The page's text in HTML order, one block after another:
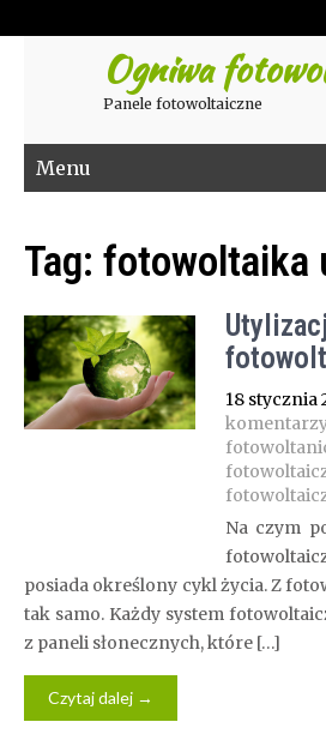
Ogniwa
Panele fotowoltaiczne
Menu
Tag: fotowoltaika
18 stycznia
Na czym
posiada określony cykl życia. Z
tak samo. Każdy system
z paneli słonecznych, które […]
Czytaj dalej →